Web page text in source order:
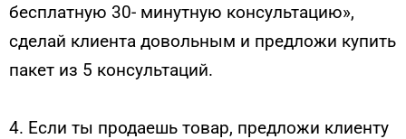
бесплатную 30- минутную консультацию»,
сделай клиента довольным и предложи купить
пакет из 5 консультаций.
4. Если ты продаешь товар, предложи клиенту